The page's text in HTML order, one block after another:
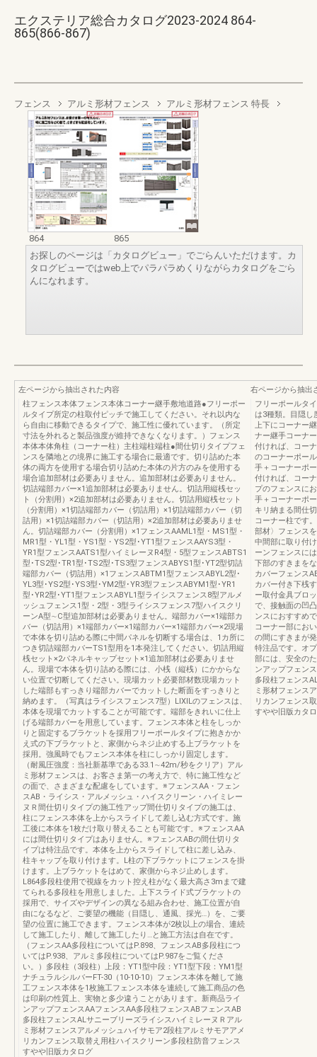
エクステリア総合カタログ2023-2024 864-
865(866-867)
フェンス アルミ形材フェンス アルミ形材フェンス 特長
864
865
お探しのページは「カタログビュー」でごらんいただけます。カ
タログビューではweb上でパラパラめくりながらカタログをごら
んになれます。
左ページから抽出された内容
柱フェンス本体フェンス本体コーナー継手敷地道路●フリーポー
ルタイプ所定の柱取付ピッチで施工してください。それ以内な
ら自由に移動できるタイプで、施工性に優れています。（所定
寸法を外れると製品強度が維持できなくなります。）フェンス
本体本体角柱（コーナー柱）主柱端柱端柱●間仕切りタイプフェ
ンスを隣地との境界に施工する場合に最適です。切り詰めた本
体の両方を使用する場合切り詰めた本体の片方のみを使用する
場合追加部材は必要ありません。追加部材は必要ありません。
切詰端部カバー×1追加部材は必要ありません。切詰用縦桟セッ
ト（分割用）×2追加部材は必要ありません。切詰用縦桟セット
（分割用）×1切詰端部カバー（切詰用）×1切詰端部カバー（切
詰用）×1切詰端部カバー（切詰用）×2追加部材は必要ありませ
ん。切詰端部カバー（分割用）×1フェンスAAML1型・MS1型・
MR1型・YL1型・YS1型・YS2型･YT1型フェンスAAYS3型・
YR1型フェンスAATS1型ハイミレーヌR4型・5型フェンスABTS1
型･TS2型･TR1型･TS2型･TS3型フェンスABYS1型･YT2型切詰
端部カバー（切詰用）×1フェンスABTM1型フェンスABYL2型･
YL3型･YS2型･YS3型･YM2型･YR3型フェンスABYM1型･YR1
型･YR2型･YT1型フェンスABYL1型ライシスフェンス8型アルメ
ッシュフェンス1型・2型・3型ライシスフェンス7型ハイスクリ
ーンA型∼C型追加部材は必要ありません。端部カバー×1端部カ
バー（切詰用）×1端部カバー×1端部カバー×1端部カバー×2現場
で本体を切り詰める際に中間パネルを切断する場合は、1カ所に
つき切詰端部カバーTS1型用を1本発注してください。切詰用縦
桟セット×2パネルキャップセット×1追加部材は必要ありませ
ん。現場で本体を切り詰める際には、小桟（縦桟）にかからな
い位置で切断してください。現場カット必要部材数現場カット
した端部もすっきり端部カバーでカットした断面をすっきりと
納めます。（写真はライシスフェンス7型）LIXILのフェンスは、
本体を現場でカットすることが可能です。端部をきれいに仕上
げる端部カバーを用意しています。フェンス本体と柱をしっか
りと固定するブラケットを採用フリーポールタイプに抱きかか
え式の下ブラケットと、家側からネジ止めする上ブラケットを
採用。強風時でもフェンス本体を柱にしっかり固定します。
（耐風圧強度：当社新基準である33.1∼42m/秒をクリア）アル
ミ形材フェンスは、お客さま第一の考え方で、特に施工性など
の面で、さまざまな配慮をしています。※フェンスAA・フェン
スAB・ライシス・アルメッシュ・ハイスクリーン・ハイミレー
ヌＲ間仕切りタイプの施工性アップ間仕切りタイプの施工は、
柱にフェンス本体を上からスライドして差し込む方式です。施
工後に本体を1枚だけ取り替えることも可能です。※フェンスAA
には間仕切りタイプはありません。※フェンスABの間仕切りタ
イプは特注品です。本体を上からスライドして柱に差し込み、
柱キャップを取り付けます。L柱の下ブラケットにフェンスを掛
けます。上ブラケットをはめて、家側からネジ止めします。
L864多段柱使用で視線をカット控え柱がなく最大高さ3mまで建
てられる多段柱を用意しました。上下スライド式ブラケットの
採用で、サイズやデザインの異なる組み合わせ、施工位置が自
由になるなど、ご要望の機能（目隠し、通風、採光…）を、ご要
望の位置に施工できます。フェンス本体が2枚以上の場合、連続
して施工したり、離して施工したり…と施工方法は自在です。
（フェンスAA多段柱についてはP.898、フェンスAB多段柱につ
いてはP.938、アルミ多段柱についてはP.987をご覧くださ
い。）多段柱（3段柱）上段：YT1型中段：YT1型下段：YM1型
ナチュラルシルバーFT-30（10-10-10）フェンス本体を離して施
工フェンス本体を1枚施工フェンス本体を連続して施工商品の色
は印刷の性質上、実物と多少違うことがあります。新商品ライ
ンアップフェンスAAフェンスAA多段柱フェンスABフェンスAB
多段柱フェンスALサニーブリーズライシスハイミレーヌＲアル
ミ形材フェンスアルメッシュハイサモア2段柱アルミサモアアメ
リカンフェンス取替え用柱ハイスクリーン多段柱防音フェンス
すやや旧版カタログ
右ページから抽出
フリーポールタ
は3種類。目隠し
上下にコーナー
ナー継手コーナ
付ければ、コー
のコーナーポー
手＋コーナーポ
付ければ、コー
プのフェンスに
手＋コーナーポ
キリ納まる間仕
コーナー柱で
部材〉フェンス
中間部に取り付
ーンフェンスに
下部のすきまを
カバーフェンス
カバー付き下桟
ー取付金具ブロ
で、接触面の凹
ンスにおすすめ
コーナー部にお
の間にすきまが
特注品です。オ
部には、安全の
ンアップフェン
多段柱フェンス
ミ形材フェンス
リカンフェンス
すやや旧版カタ